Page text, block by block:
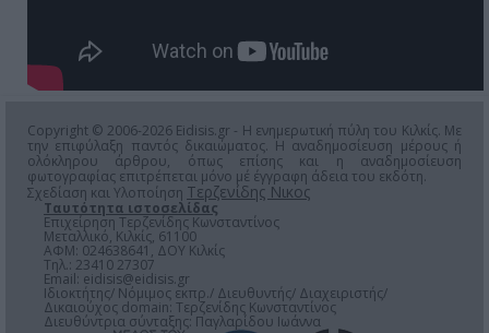
Copyright © 2006-2026 Eidisis.gr - Η ενημερωτική πύλη του Κιλκίς. Με
την επιφύλαξη παντός δικαιώματος. Η αναδημοσίευση μέρους ή
ολόκληρου άρθρου, όπως επίσης και η αναδημοσίευση
φωτογραφίας επιτρέπεται μόνο μέ έγγραφη άδεια του εκδότη.
Σχεδίαση και Υλοποίηση Τερζενίδης Νικος
Ταυτότητα ιστοσελίδας
Επιχείρηση Τερζενίδης Κωνσταντίνος
Μεταλλικό, Κιλκίς, 61100
ΑΦΜ: 024638641, ΔΟΥ Κιλκίς
Τηλ.: 23410 27307
Email: eidisis@eidisis.gr
Ιδιοκτήτης/ Νόμιμος εκπρ./ Διευθυντής/ Διαχειριστής/
Δικαιούχος domain: Τερζενίδης Κωνσταντίνος
Διευθύντρια σύνταξης: Παγλαρίδου Ιωάννα